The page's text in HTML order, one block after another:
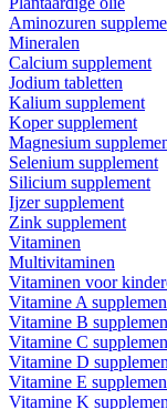
Aminozuren
Mineralen
Calcium supplement
Jodium tabletten
Kalium supplement
Koper supplement
Magnesium
Selenium supplement
Silicium supplement
Ijzer supplement
Zink supplement
Vitaminen
Multivitaminen
Vitaminen voor
Vitamine A
Vitamine B
Vitamine C
Vitamine D
Vitamine E
Vitamine K